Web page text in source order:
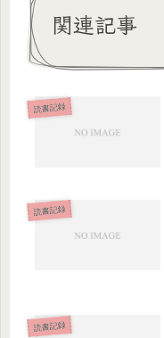
関連記事
読書記録
読書記録
読書記録